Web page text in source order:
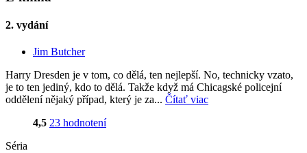
2. vydání
Jim Butcher
Harry Dresden je v tom, co dělá, ten nejlepší. No, technicky vzato,
je to ten jediný, kdo to dělá. Takže když má Chicagské policejní
oddělení nějaký případ, který je za... Čítať viac
4,5 23 hodnotení
Séria